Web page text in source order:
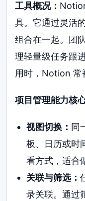
工具概况：
具。它通过灵活
组合在一起。团
理轻量级任务跟
用时，Notion 常
项目管理能力核
视图切换： 同
板、日历或时
看方式，适合
关联与筛选：
录关联。通过